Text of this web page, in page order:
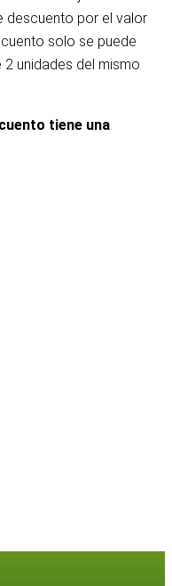
descuento por el valor
solo se puede
unidades del mismo
tiene una